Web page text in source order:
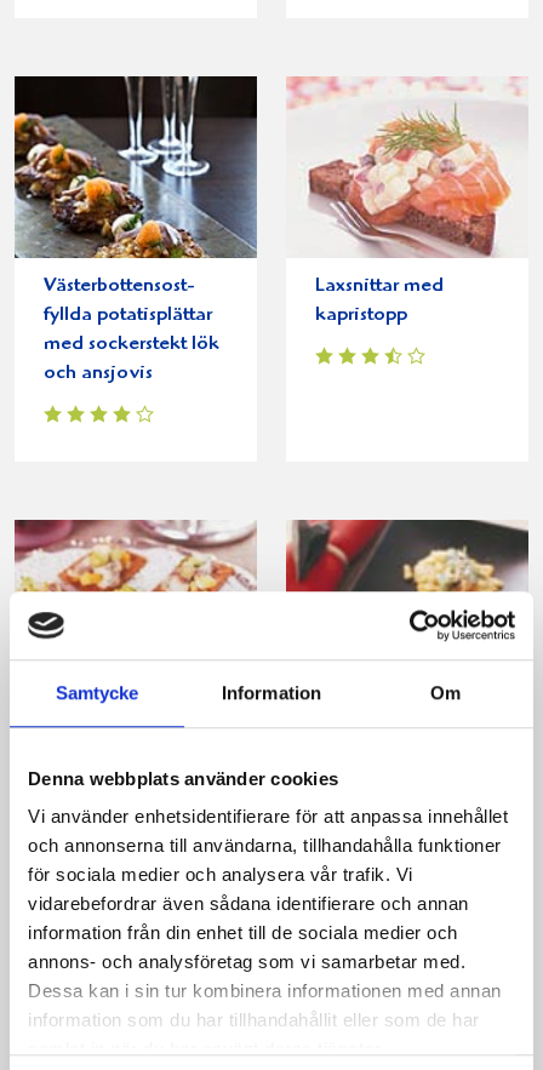
Samtycke Information Om
Denna webbplats använder cookies
Vi använder enhetsidentifierare för att anpassa innehållet
och annonserna till användarna, tillhandahålla funktioner
för sociala medier och analysera vår trafik. Vi
vidarebefordrar även sådana identifierare och annan
information från din enhet till de sociala medier och
annons- och analysföretag som vi samarbetar med.
Dessa kan i sin tur kombinera informationen med annan
information som du har tillhandahållit eller som de har
Västerbottensost-
fyllda potatisplättar
med sockerstekt lök
och ansjovis
Laxsnittar med
kapristopp
Ägg- och
knäcke
Parmesankex med
Produkter i receptet: